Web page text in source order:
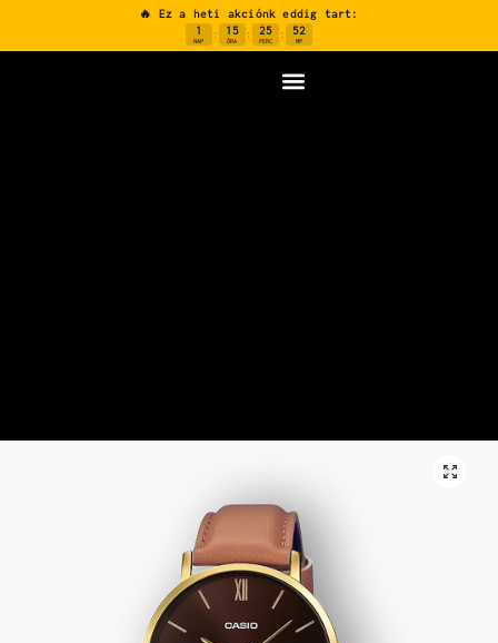
🔥 Ez a heti akciónk eddig tart:
1
NAP
: 15
ÓRA
: 25
PERC
: 51
MP